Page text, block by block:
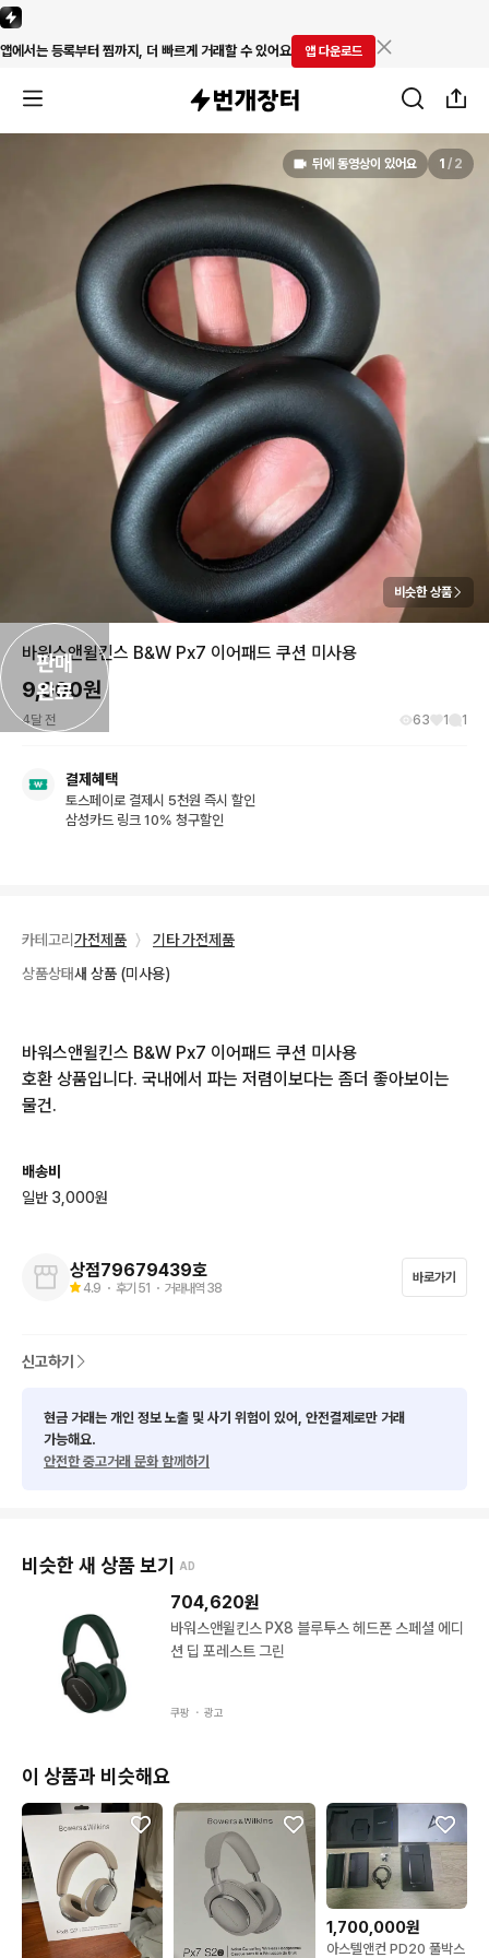
앱에서는 등록부터 찜까지, 더 빠르게 거래할 수 있어요 앱 다운로드
판매
완료
뒤에 동영상이 있어요 1 / 2
비슷한 상품
바워스앤윌킨스 B&W Px7 이어패드 쿠션 미사용
9,000원
4달 전 63 1 1
결제혜택
토스페이로 결제시 5천원 즉시 할인
삼성카드 링크 10% 청구할인
카테고리 가전제품 〉
기타 가전제품
상품상태새 상품 (미사용)
바워스앤윌킨스 B&W Px7 이어패드 쿠션 미사용
호환 상품입니다. 국내에서 파는 저렴이보다는 좀더 좋아보이는
물건.
배송비
일반 3,000원
상점79679439호
4.9 ・ 후기 51 ・ 거래내역 38
바로가기
신고하기
현금 거래는 개인 정보 노출 및 사기 위험이 있어, 안전결제로만 거래
가능해요.
안전한 중고거래 문화 함께하기
비슷한 새 상품 보기 AD
704,620원
바워스앤윌킨스 PX8 블루투스 헤드폰 스페셜 에디
션 딥 포레스트 그린
쿠팡 ・ 광고
이 상품과 비슷해요
1,700,000원
아스텔앤컨 PD20 풀박스